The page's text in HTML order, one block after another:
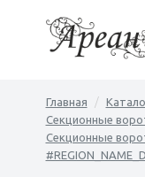
Главная
Секционные
Секционные